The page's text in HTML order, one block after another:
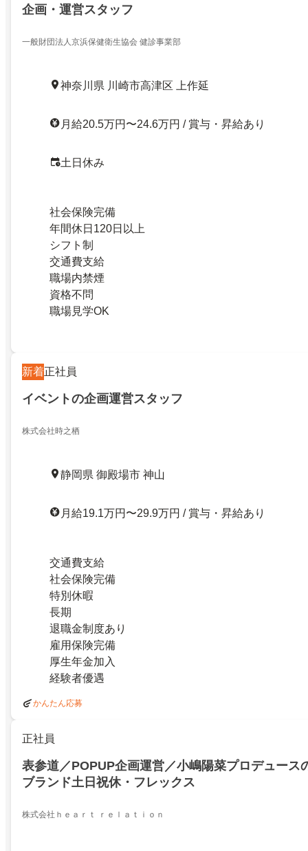
企画・運営スタッフ
一般財団法人京浜保健衛生協会 健診事業部
神奈川県 川崎市高津区 上作延
月給20.5万円〜24.6万円 / 賞与・昇給あり
土日休み
社会保険完備
年間休日120日以上
シフト制
交通費支給
職場内禁煙
資格不問
職場見学OK
新着正社員
イベントの企画運営スタッフ
株式会社時之栖
静岡県 御殿場市 神山
月給19.1万円〜29.9万円 / 賞与・昇給あり
交通費支給
社会保険完備
特別休暇
長期
退職金制度あり
雇用保険完備
厚生年金加入
経験者優遇
かんたん応募
正社員
表参道／POPUP企画運営／小嶋陽菜プロデュース
ブランド土日祝休・フレックス
株式会社ｈｅａｒｔ ｒｅｌａｔｉｏｎ